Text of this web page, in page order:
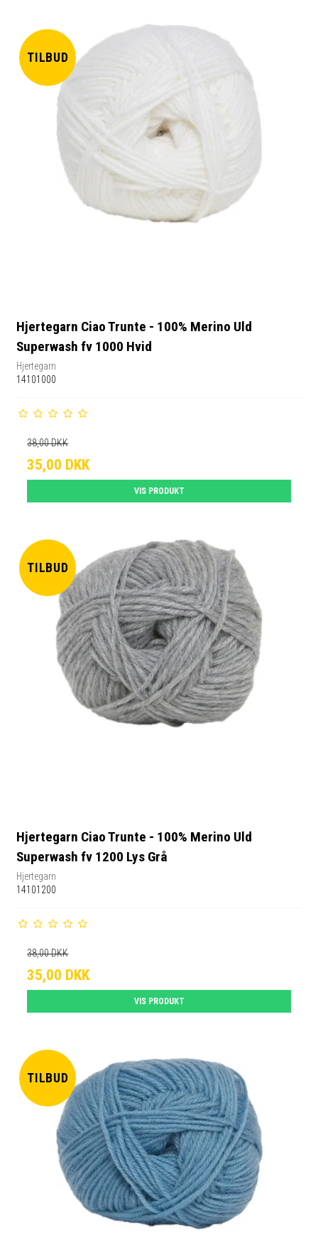
TILBUD
Hjertegarn Ciao Trunte - 100% Merino Uld
Superwash fv 1000 Hvid
Hjertegarn
14101000
38,00 DKK
35,00 DKK
VIS PRODUKT
TILBUD
Hjertegarn Ciao Trunte - 100% Merino Uld
Superwash fv 1200 Lys Grå
Hjertegarn
14101200
38,00 DKK
35,00 DKK
VIS PRODUKT
TILBUD